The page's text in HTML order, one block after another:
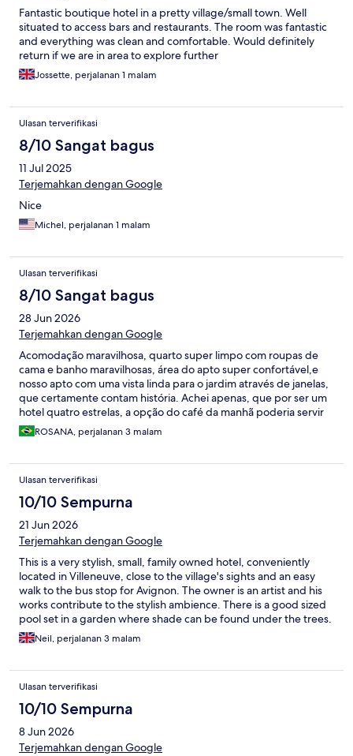
Fantastic boutique hotel in a pretty village/small town. Well
situated to access bars and restaurants. The room was fantastic
and everything was clean and comfortable. Would definitely
return if we are in area to explore further
Jossette, perjalanan 1 malam
Ulasan terverifikasi
8/10 Sangat bagus
11 Jul 2025
Terjemahkan dengan Google
Nice
Michel, perjalanan 1 malam
Ulasan terverifikasi
8/10 Sangat bagus
28 Jun 2026
Terjemahkan dengan Google
Acomodação maravilhosa, quarto super limpo com roupas de
cama e banho maravilhosas, área do apto super confortável,e
nosso apto com uma vista linda para o jardim através de janelas,
que certamente contam história. Achei apenas, que por ser um
hotel quatro estrelas, a opção do café da manhã poderia servir
frutas, e ter mais opções disponíveis. Mas o café era servido
com muito capricho.
ROSANA, perjalanan 3 malam
Ulasan terverifikasi
10/10 Sempurna
21 Jun 2026
Terjemahkan dengan Google
This is a very stylish, small, family owned hotel, conveniently
located in Villeneuve, close to the village's sights and an easy
walk to the bus stop for Avignon. The owner is an artist and his
works contribute to the stylish ambience. There is a good sized
pool set in a garden where shade can be found under the trees.
Breakfast was pleasant, on the terrace. Thoroughly enjoyed our
stay.
Neil, perjalanan 3 malam
Ulasan terverifikasi
10/10 Sempurna
8 Jun 2026
Terjemahkan dengan Google